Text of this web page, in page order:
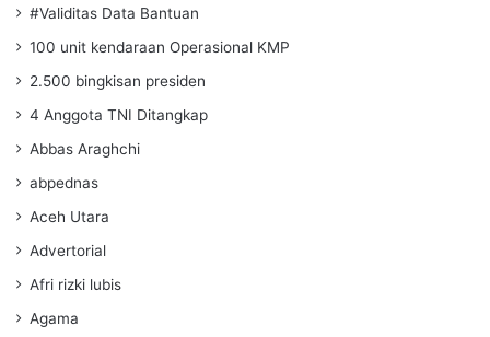
#Validitas Data Bantuan
100 unit kendaraan Operasional KMP
2.500 bingkisan presiden
4 Anggota TNI Ditangkap
Abbas Araghchi
abpednas
Aceh Utara
Advertorial
Afri rizki lubis
Agama